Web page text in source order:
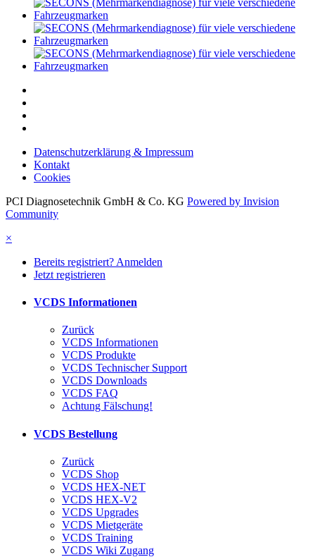
Datenschutzerklärung & Impressum
Kontakt
Cookies
PCI Diagnosetechnik GmbH & Co. KG Powered by Invision
Community
×
Bereits registriert? Anmelden
Jetzt registrieren
VCDS Informationen
Zurück
VCDS Informationen
VCDS Produkte
VCDS Technischer Support
VCDS Downloads
VCDS FAQ
Achtung Fälschung!
VCDS Bestellung
Zurück
VCDS Shop
VCDS HEX-NET
VCDS HEX-V2
VCDS Upgrades
VCDS Mietgeräte
VCDS Training
VCDS Wiki Zugang